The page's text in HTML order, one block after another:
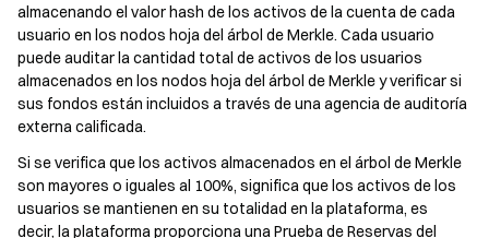
almacenando el valor hash de los activos de la cuenta de cada
usuario en los nodos hoja del árbol de Merkle. Cada usuario
puede auditar la cantidad total de activos de los usuarios
almacenados en los nodos hoja del árbol de Merkle y verificar si
sus fondos están incluidos a través de una agencia de auditoría
externa calificada.
Si se verifica que los activos almacenados en el árbol de Merkle
son mayores o iguales al 100%, significa que los activos de los
usuarios se mantienen en su totalidad en la plataforma, es
decir, la plataforma proporciona una Prueba de Reservas del